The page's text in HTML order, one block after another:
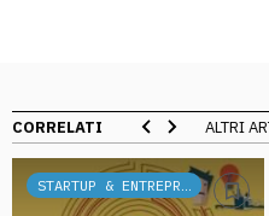
CORRELATI ALTRI
STARTUP & ENTREPRENEURSHIP